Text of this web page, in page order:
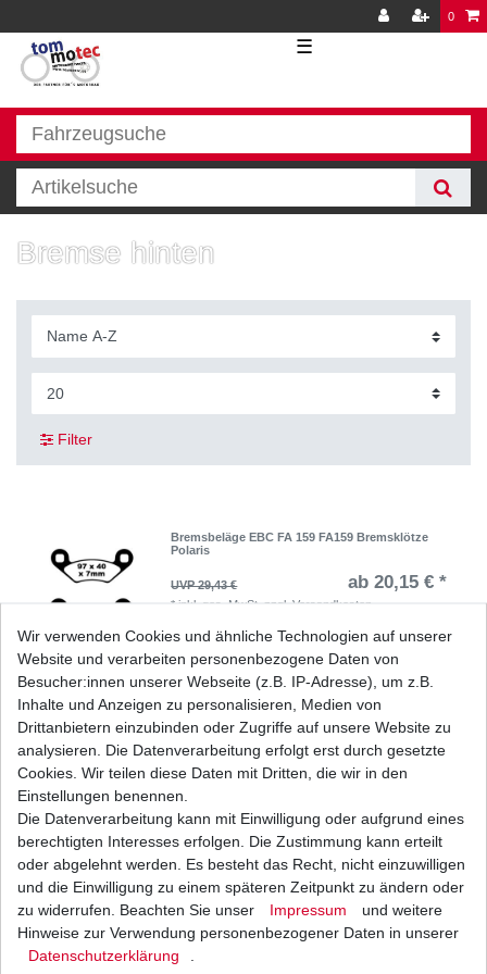
0
☰
Bremse hinten
Filter
Bremsbeläge EBC FA 159 FA159 Bremsklötze
Polaris
UVP 29,43 € ab 20,15 € *
*inkl. ges. MwSt. zzgl.Versandkosten
Bremsbeläge EBC FA 475 FA475 Bremsklötze
UVP 29,43 € ab 20,15 € *
*inkl. ges. MwSt.
Bremsbeläge hinten EBC Polaris Sportsman 500
UVP 41,78 €
Wir verwenden Cookies und ähnliche Technologien auf unserer
Website und verarbeiten personenbezogene Daten von
Besucher:innen unserer Webseite (z.B. IP-Adresse), um z.B.
Inhalte und Anzeigen zu personalisieren, Medien von
Drittanbietern einzubinden oder Zugriffe auf unsere Website zu
analysieren. Die Datenverarbeitung erfolgt erst durch gesetzte
Cookies. Wir teilen diese Daten mit Dritten, die wir in den
Einstellungen benennen.
Die Datenverarbeitung kann mit Einwilligung oder aufgrund eines
berechtigten Interesses erfolgen. Die Zustimmung kann erteilt
oder abgelehnt werden. Es besteht das Recht, nicht einzuwilligen
und die Einwilligung zu einem späteren Zeitpunkt zu ändern oder
zu widerrufen. Beachten Sie unser
Impressum
und weitere
Hinweise zur Verwendung personenbezogener Daten in unserer
Daten­schutz­erklärung